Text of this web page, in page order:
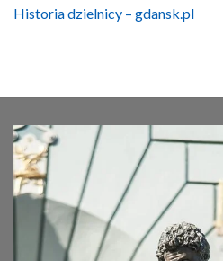
Historia dzielnicy – gdansk.pl